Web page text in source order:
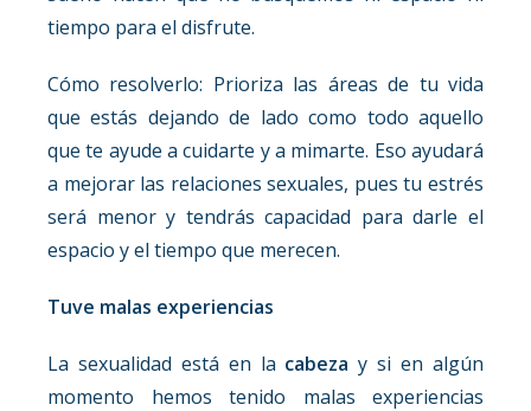
tiempo para el disfrute.
Cómo resolverlo: Prioriza las áreas de tu vida
que estás dejando de lado como todo aquello
que te ayude a cuidarte y a mimarte. Eso ayudará
a mejorar las relaciones sexuales, pues tu estrés
será menor y tendrás capacidad para darle el
espacio y el tiempo que merecen.
Tuve malas experiencias
La sexualidad está en la cabezay si en algún
momento hemos tenido malas experiencias